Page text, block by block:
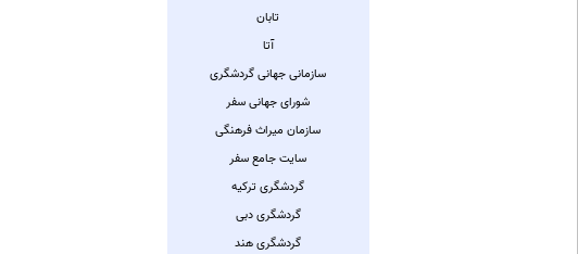
تابان
آتا
سازمانی جهانی گردشگری
شورای جهانی سفر
سازمان میراث فرهنگی
سایت جامع سفر
گردشگری ترکیه
گردشگری دبی
گردشگری هند